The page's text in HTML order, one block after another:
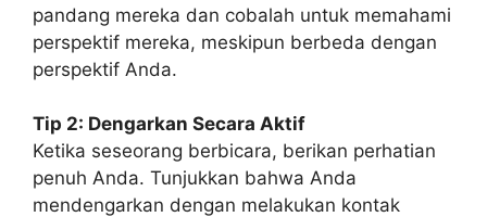
pandang mereka dan cobalah untuk memahami
perspektif mereka, meskipun berbeda dengan
perspektif Anda.
Tip 2: Dengarkan Secara Aktif
Ketika seseorang berbicara, berikan perhatian
penuh Anda. Tunjukkan bahwa Anda
mendengarkan dengan melakukan kontak